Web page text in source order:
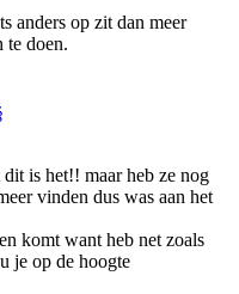
anders op zit dan meer
te doen.
is het!! maar heb ze nog
vinden dus was aan het
komt want heb net zoals
je op de hoogte